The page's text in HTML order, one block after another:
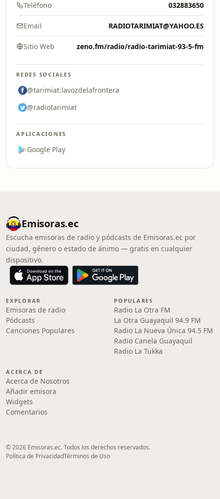
Teléfono 032883650
Email RADIOTARIMIAT@YAHOO.ES
Sitio Web zeno.fm/radio/radio-tarimiat-93-5-fm
REDES SOCIALES
@tarimiat.lavozdelafrontera
@radiotarimiat
APLICACIONES
Google Play
Emisoras.ec
Escucha emisoras de radio y pódcasts de Emisoras.ec por
ciudad, género o estado de ánimo — gratis en cualquier
dispositivo.
EXPLORAR
Emisoras de radio
Pódcasts
Canciones Populares
POPULARES
Radio La Otra FM
La Otra Guayaquil 94.9 FM
Radio La Nueva Única 94.5 FM
Radio Canela Guayaquil
Radio La Tukka
ACERCA DE
Acerca de Nosotros
Añadir emisora
Widgets
Comentarios
© 2026 Emisoras.ec. Todos los derechos reservados.
Política de PrivacidadTérminos de Uso